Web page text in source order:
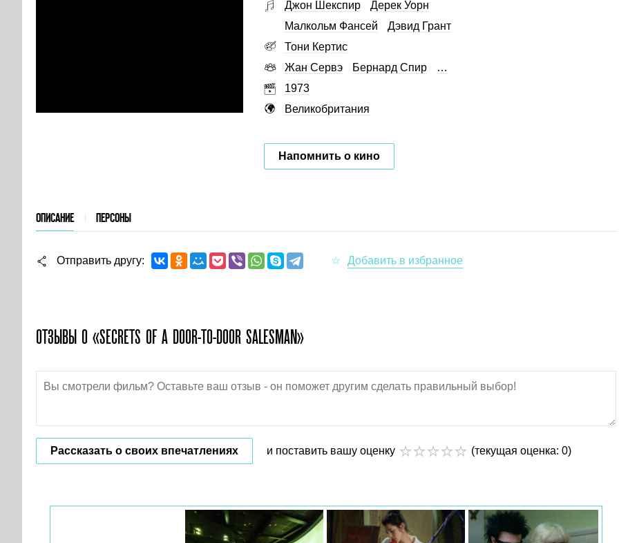
Джон Шекспир
Дерек Уорн
Малкольм Фансей
Дэвид Грант
Тони Кертис
Жан Сервэ
Бернард Спир
…
1973
Великобритания
Напомнить о кино
ОПИСАНИЕ ПЕРСОНЫ
Отправить другу
ОТЗЫВЫ О «SECRETS OF A DOOR-TO-DOOR SALESMAN»
Рассказать о своих впечатлениях и поставить вашу оценку (текущая оценка: 0)